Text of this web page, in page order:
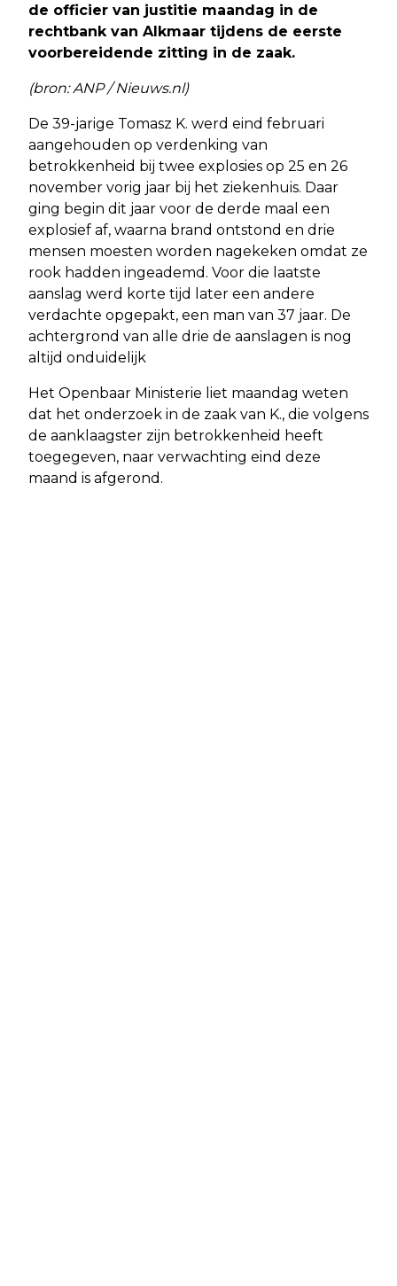
de officier van justitie maandag in de
rechtbank van Alkmaar tijdens de eerste
voorbereidende zitting in de zaak.
(bron: ANP / Nieuws.nl)
De 39-jarige Tomasz K. werd eind februari
aangehouden op verdenking van
betrokkenheid bij twee explosies op 25 en 26
november vorig jaar bij het ziekenhuis. Daar
ging begin dit jaar voor de derde maal een
explosief af, waarna brand ontstond en drie
mensen moesten worden nagekeken omdat ze
rook hadden ingeademd. Voor die laatste
aanslag werd korte tijd later een andere
verdachte opgepakt, een man van 37 jaar. De
achtergrond van alle drie de aanslagen is nog
altijd onduidelijk
Het Openbaar Ministerie liet maandag weten
dat het onderzoek in de zaak van K., die volgens
de aanklaagster zijn betrokkenheid heeft
toegegeven, naar verwachting eind deze
maand is afgerond.